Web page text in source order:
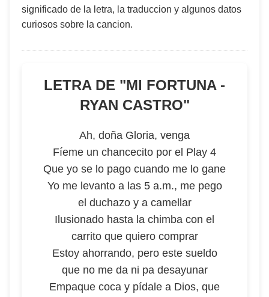
significado de la letra, la traduccion y algunos datos
curiosos sobre la cancion.
LETRA DE "MI FORTUNA -
RYAN CASTRO"
Ah, doña Gloria, venga
Fíeme un chancecito por el Play 4
Que yo se lo pago cuando me lo gane
Yo me levanto a las 5 a.m., me pego
el duchazo y a camellar
Ilusionado hasta la chimba con el
carrito que quiero comprar
Estoy ahorrando, pero este sueldo
que no me da ni pa desayunar
Empaque coca y pídale a Dios, que